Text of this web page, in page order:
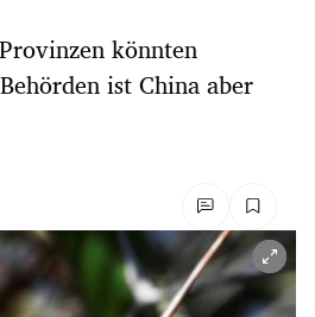
könnten
ist China aber